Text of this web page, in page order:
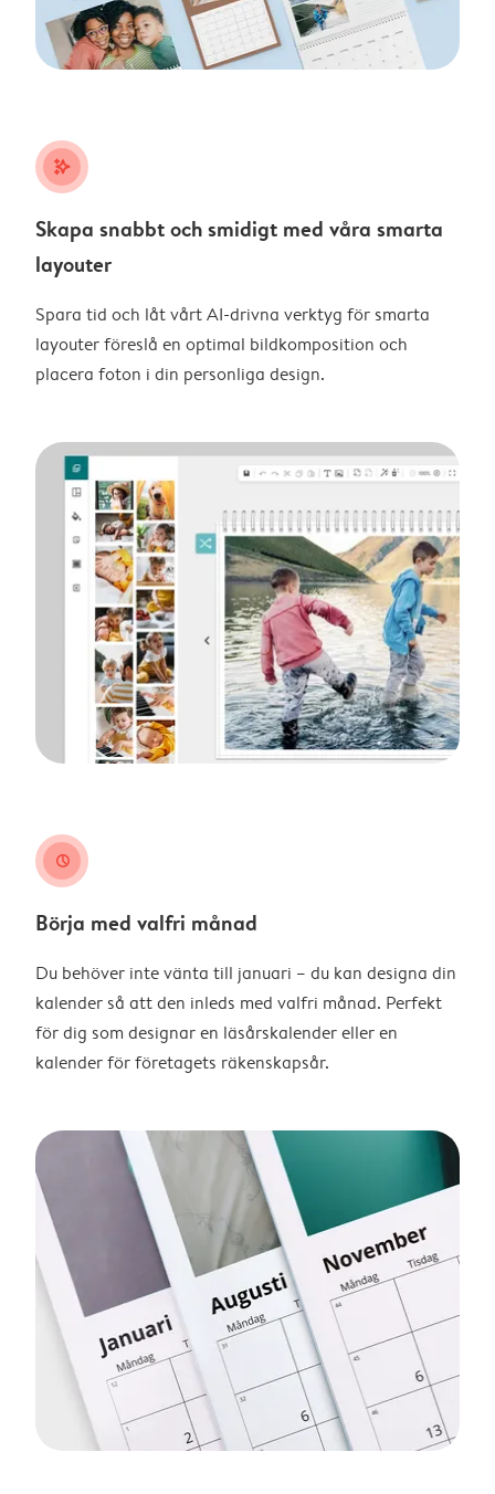
stars_plus
Skapa snabbt och smidigt med våra smarta
layouter
Spara tid och låt vårt AI-drivna verktyg för smarta
layouter föreslå en optimal bildkomposition och
placera foton i din personliga design.
clock
Börja med valfri månad
Du behöver inte vänta till januari – du kan designa din
kalender så att den inleds med valfri månad. Perfekt
för dig som designar en läsårskalender eller en
kalender för företagets räkenskapsår.